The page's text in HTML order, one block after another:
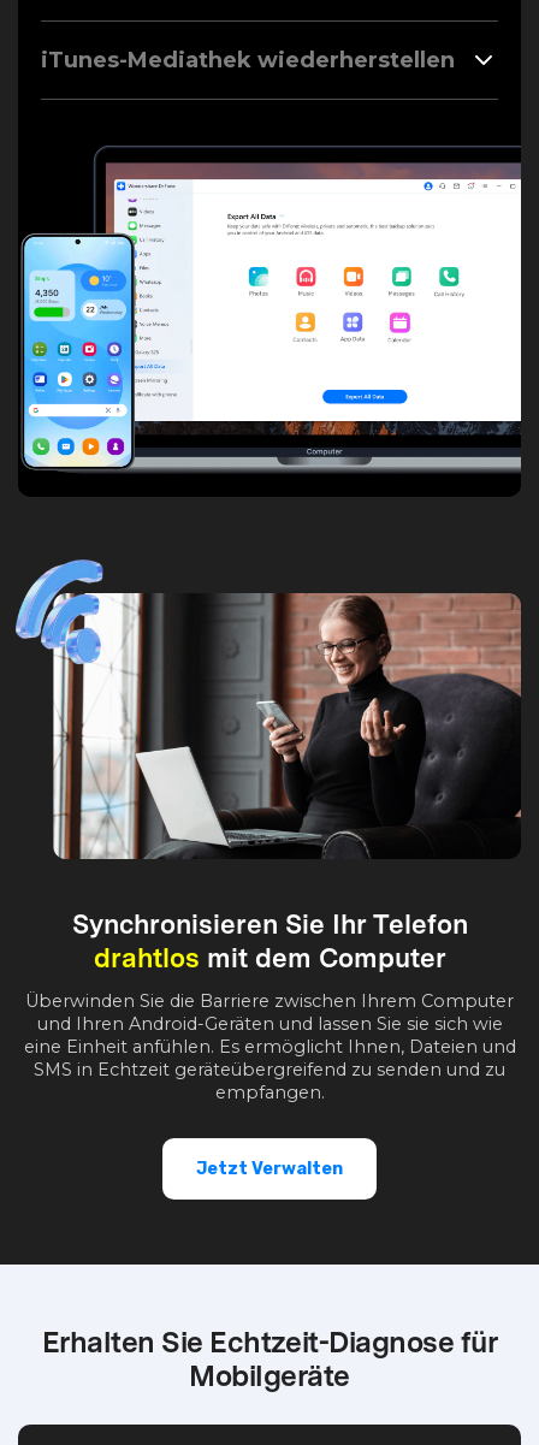
iTunes-Mediathek wiederherstellen
Synchronisieren Sie Ihr Telefon
drahtlos mit dem Computer
Überwinden Sie die Barriere zwischen Ihrem Computer
und Ihren Android-Geräten und lassen Sie sie sich wie
eine Einheit anfühlen. Es ermöglicht Ihnen, Dateien und
SMS in Echtzeit geräteübergreifend zu senden und zu
empfangen.
Jetzt Verwalten
Erhalten Sie Echtzeit-Diagnose für
Mobilgeräte